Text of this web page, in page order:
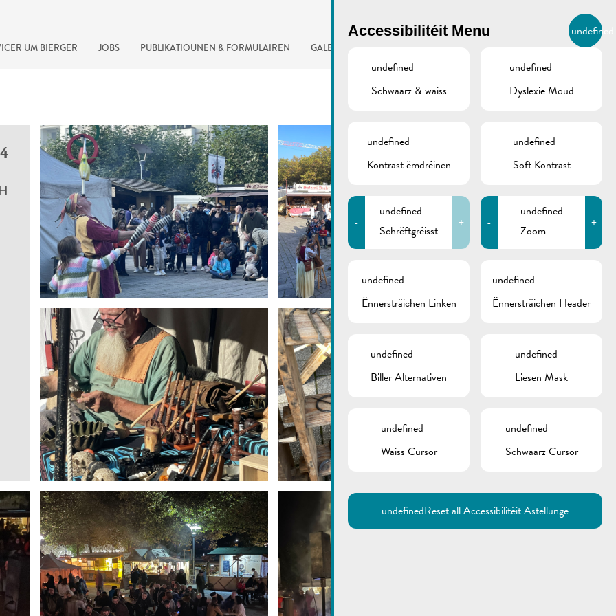
UM BIERGER JOBS PUBLIKATIOUNEN & FORMULAIREN GALERIE LB
BIERGER.REMICH.LU
recherche rapide
Accessibilitéit Menu undefined
undefined
Schwaarz & wäiss
undefined
Dyslexie Moud
undefined
Kontrast ëmdréinen
undefined
Soft Kontrast
-
undefined
Schrëftgréisst
+ -
undefined
Zoom
+
undefined
Ënnersträichen Linken
undefined
Ënnersträichen Header
undefined
Biller Alternativen
undefined
Liesen Mask
undefined
Wäiss Cursor
undefined
Schwaarz Cursor
undefinedReset all Accessibilitéit Astellunge